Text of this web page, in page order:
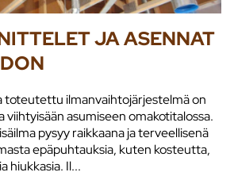
JA ASENNAT
toteutettu ilmanvaihtojärjestelmä on
viihtyisään asumiseen omakotitalossa.
pysyy raikkaana ja terveellisenä
epäpuhtauksia, kuten kosteutta,
hiukkasia. Il...